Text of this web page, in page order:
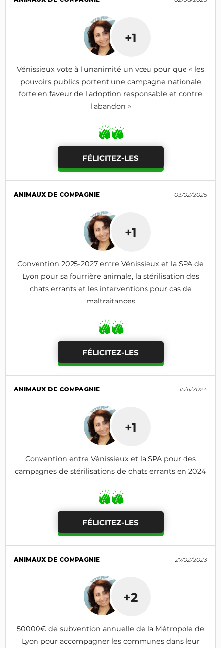
+1
Vénissieux vote à l'unanimité un vœu pour que « les
pouvoirs publics portent une campagne nationale
forte en faveur de l'adoption responsable et contre
l'abandon »
FÉLICITEZ-LES
ANIMAUX DE COMPAGNIE 03/02/2025
+1
Convention 2025-2027 entre Vénissieux et la SPA de
Lyon pour sa fourrière animale, la stérilisation des
chats errants et les interventions pour cas de
maltraitances
FÉLICITEZ-LES
ANIMAUX DE COMPAGNIE 15/11/2024
+1
Convention entre Vénissieux et la SPA pour des
campagnes de stérilisations de chats errants en 2024
FÉLICITEZ-LES
ANIMAUX DE COMPAGNIE 27/02/2023
+2
50000€ de subvention annuelle de la Métropole de
Lyon pour accompagner les communes dans leur